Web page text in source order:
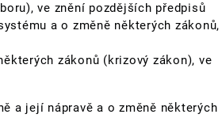
ve znění pozdějších předpisů
a o změně některých zákonů,
zákonů (krizový zákon), ve
a její nápravě a o změně některých